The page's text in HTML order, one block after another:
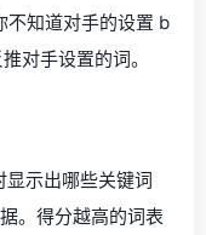
不知道对手的设置 b
对手设置的词。
示出哪些关键词
。得分越高的词表